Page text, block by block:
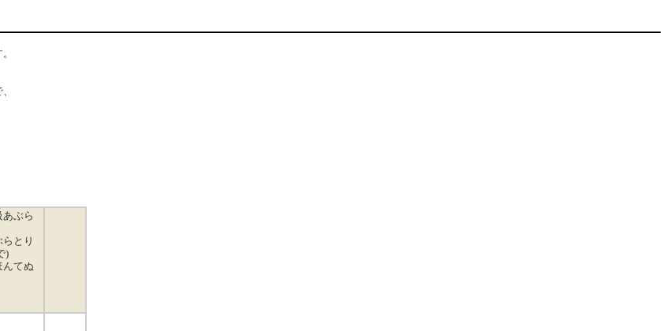
ぶら
とり
)
てぬ